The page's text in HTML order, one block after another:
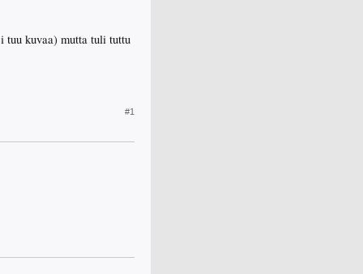
tuu kuvaa) mutta tuli tuttu
#1